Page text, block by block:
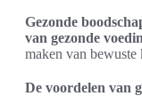
Gezonde
van gezonde
maken van bewuste
De voordelen van